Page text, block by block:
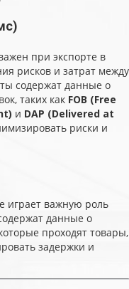
при экспорте в
рисков и затрат между
содержат данные о
таких как FOB (Free
и DAP (Delivered at
риски и
играет важную роль
данные о
проходят товары,
задержки и